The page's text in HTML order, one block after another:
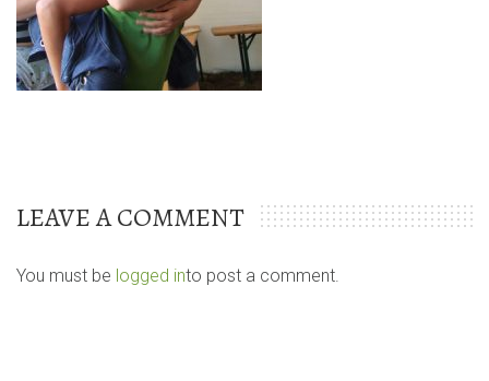
LEAVE A COMMENT
You must be logged into post a comment.